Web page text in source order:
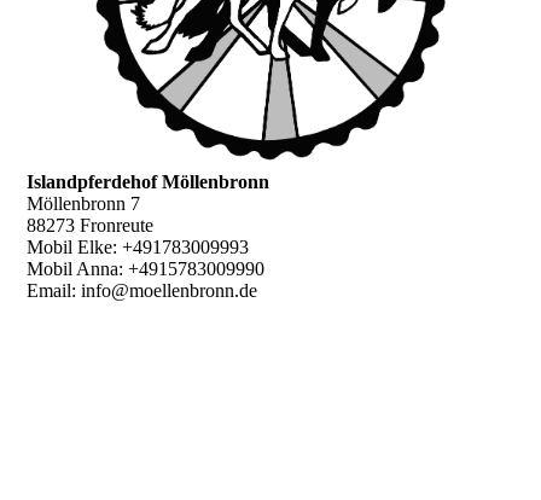
Islandpferdehof Möllenbronn
Möllenbronn 7
88273 Fronreute
Mobil Elke: +491783009993
Mobil Anna: +4915783009990
Email: info@moellenbronn.de